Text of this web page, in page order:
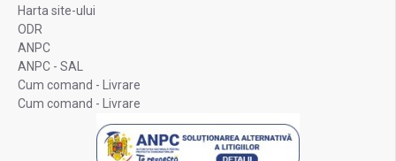
Harta site-ului
ODR
ANPC
ANPC - SAL
Cum comand - Livrare
Cum comand - Livrare